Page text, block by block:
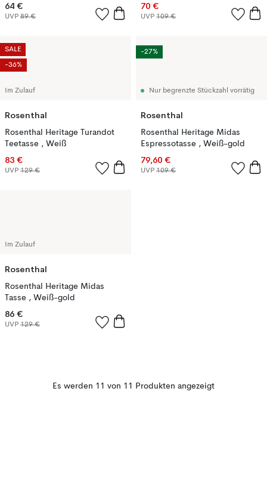
64 €
UVP 89 €
70 €
UVP 109 €
Im Zulauf
Rosenthal
Rosenthal Heritage Turandot
Teetasse , Weiß
83 €
UVP 129 €
SALE
-36%
Nur begrenzte Stückzahl vorrätig
Rosenthal
Rosenthal Heritage Midas
Espressotasse , Weiß-gold
79,60 €
UVP 109 €
-27%
Im Zulauf
Rosenthal
Rosenthal Heritage Midas
Tasse , Weiß-gold
86 €
UVP 129 €
Es werden 11 von 11 Produkten angezeigt